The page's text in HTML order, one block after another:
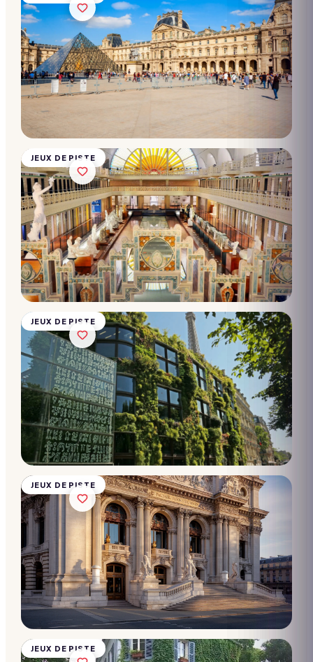
JEUX DE PISTE
Chasse
au trésor
- Musée
La
Piscine
10 → 2 000
participants
Dès
JEUX DE PISTE
Chasse
au trésor
- Musée
Quai
Branly
10 → 2 000
participants
Dès
JEUX DE PISTE
Chasse
au trésor
- Opéra
Garnier
10 → 2 000
participants
Dès
JEUX DE PISTE
Chasse
au trésor
- Parc de
Bercy
10 → 2 000
participants
Dès